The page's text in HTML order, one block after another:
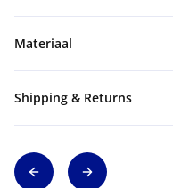
Materiaal
Shipping & Returns